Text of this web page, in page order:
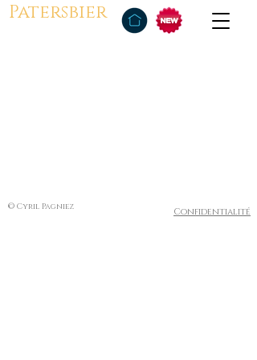
Patersbier
© Cyril Pagniez Confidentialité